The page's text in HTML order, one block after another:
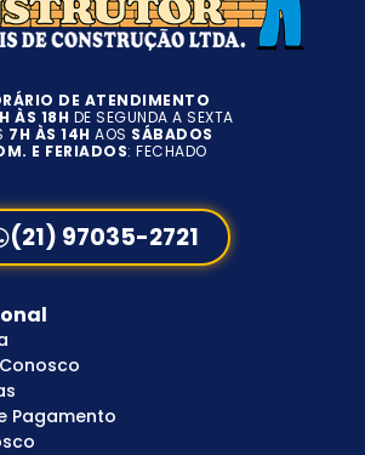
DE ATENDIMENTO
ÀS 18H DE SEGUNDA A SEXTA
7H ÀS 14H AOS SÁBADOS
E FERIADOS: FECHADO
(21) 97035-2721
Pagamento